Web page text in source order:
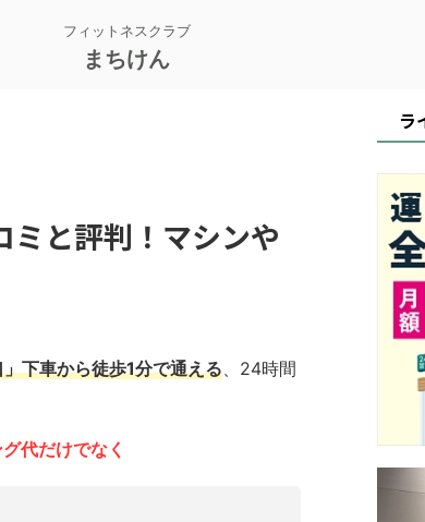
フィットネスクラブ
まちけん
ミと評判！マシンや
下車から徒歩1分で通える、24時間
代だけでなく
ラ